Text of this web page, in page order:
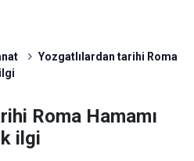
Yozgatlılardan tarihi Roma
Roma Hamamı
ilgi